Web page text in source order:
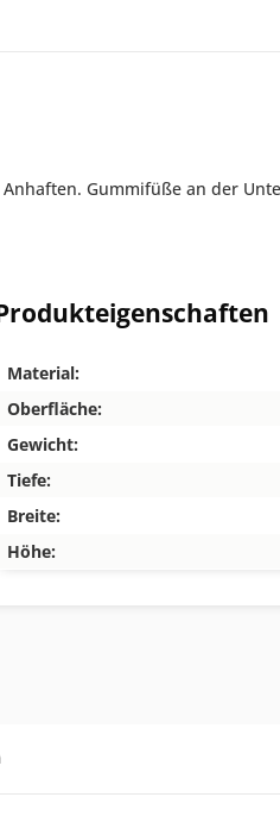
Gummifüße an der
Material:
Oberfläche:
Gewicht:
Tiefe:
Breite:
Höhe: